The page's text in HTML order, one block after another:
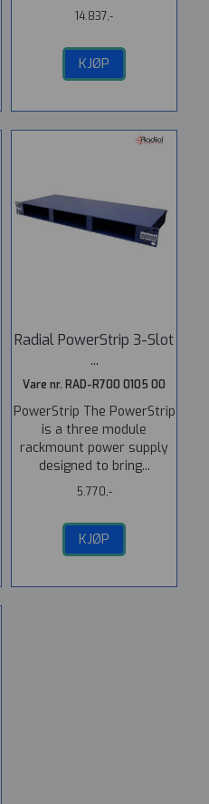
14.837,-
KJØP
Radial PowerStrip 3-Slot
...
Vare nr. RAD-R700 0105 00
PowerStrip The PowerStrip
is a three module
rackmount power supply
designed to bring...
5.770,-
KJØP